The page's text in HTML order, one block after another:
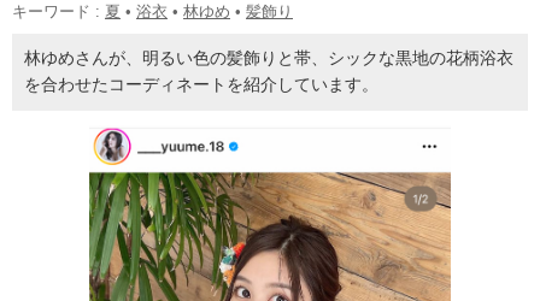
キーワード : 夏 • 浴衣 • 林ゆめ • 髪飾り
林ゆめさんが、明るい色の髪飾りと帯、シックな黒地の花柄浴衣
を合わせたコーディネートを紹介しています。